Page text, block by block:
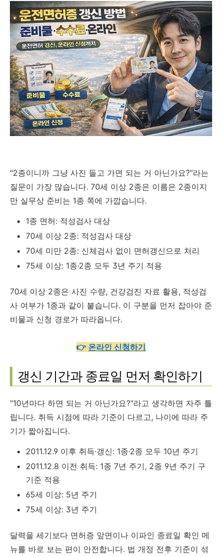
"2종이니까 그냥 사진 들고 가면 되는 거 아닌가요?"라는
질문이 가장 많습니다. 70세 이상 2종은 이름은 2종이지
만 실무상 준비는 1종 쪽에 가깝습니다.
1종 면허: 적성검사 대상
70세 이상 2종: 적성검사 대상
70세 미만 2종: 신체검사 없이 면허갱신으로 처리
75세 이상: 1종·2종 모두 3년 주기 적용
70세 이상 2종은 사진 수량, 건강검진 자료 활용, 적성검
사 여부가 1종과 같이 붙습니다. 이 구분을 먼저 잡아야 준
비물과 신청 경로가 따라옵니다.
👉 온라인 신청하기
갱신 기간과 종료일 먼저 확인하기
"10년마다 하면 되는 거 아닌가요?"라고 생각하면 자주 틀
립니다. 취득 시점에 따라 기준이 다르고, 나이에 따라 주
기가 짧아집니다.
2011.12.9 이후 취득·갱신: 1종·2종 모두 10년 주기
2011.12.8 이전 취득: 1종 7년 주기, 2종 9년 주기 구
기준 적용
65세 이상: 5년 주기
75세 이상: 3년 주기
달력을 세기보다 면허증 앞면이나 이파인 종료일 확인 메
뉴를 바로 보는 편이 안전합니다. 법 개정 전후 기준이 섞